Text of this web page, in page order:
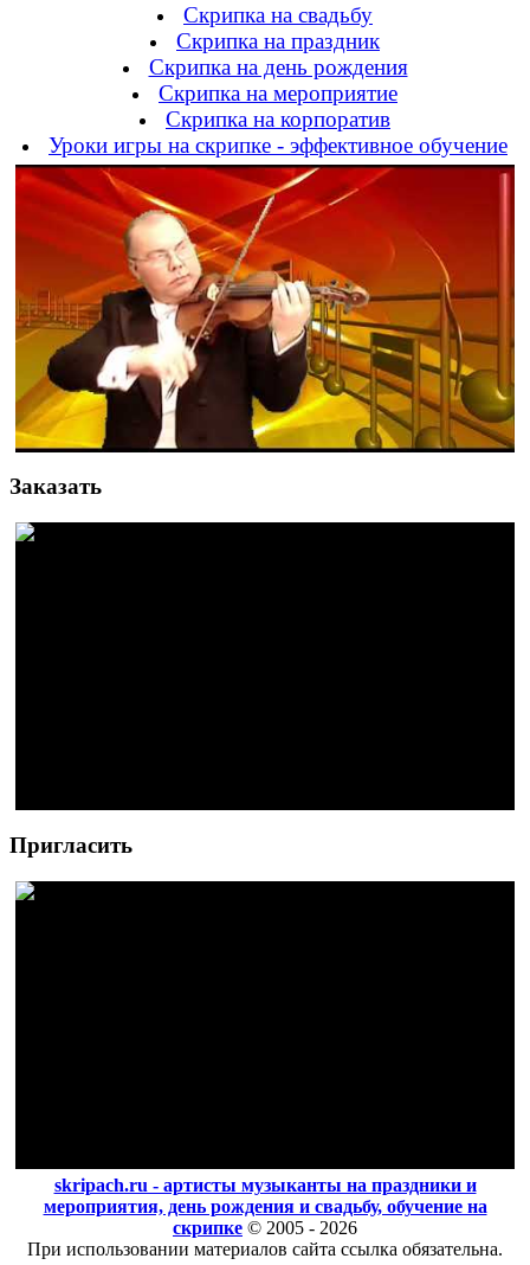
Скрипка на свадьбу
Скрипка на праздник
Скрипка на день рождения
Скрипка на мероприятие
Скрипка на корпоратив
Уроки игры на скрипке - эффективное обучение
Заказать
Пригласить
skripach.ru - артисты музыканты на праздники и
мероприятия, день рождения и свадьбу, обучение на
скрипке © 2005 - 2026
При использовании материалов сайта ссылка обязательна.